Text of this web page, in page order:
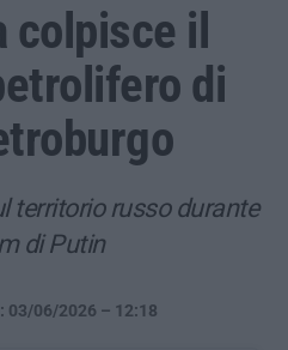
colpisce il
di
territorio russo durante
di Putin
03/06/2026 – 12:18